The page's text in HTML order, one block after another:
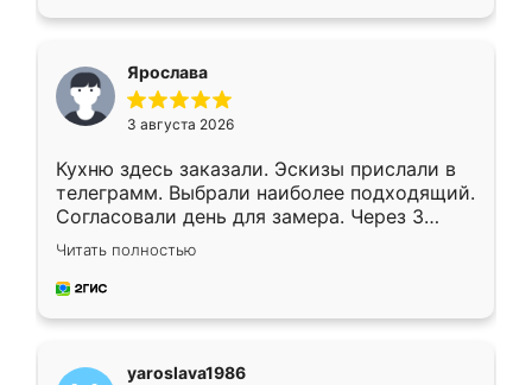
Ярослава
3 августа 2026
Кухню здесь заказали. Эскизы прислали в
телеграмм. Выбрали наиболее подходящий.
Согласовали день для замера. Через 3
недели кухня была уже готова. Остались
довольны работой. Спасибо Ренессанс
мебель за качественную работу!
Читать полностью
yaroslava1986